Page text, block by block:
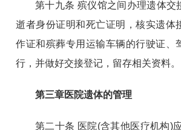
第十九条 殡仪馆之间办理遗体交
逝者身份证明和死亡证明，核实遗体
作证和殡葬专用运输车辆的行驶证、
行，并做好交接登记，留存相关资料。
第三章医院遗体的管理
第二十条 医院(含其他医疗机构)